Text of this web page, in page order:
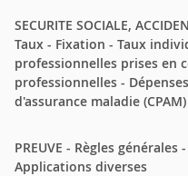
SECURITE SOCIALE,
Taux - Fixation - Taux
professionnelles prises en
professionnelles -
d'assurance maladie
PREUVE - Règles
Applications diverses